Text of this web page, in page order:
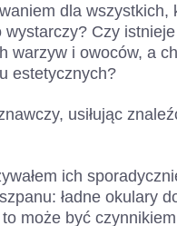
dla wszystkich,
Czy
warzyw i owoców, a
estetycznych?
usiłując
ich
ładne okulary
może być